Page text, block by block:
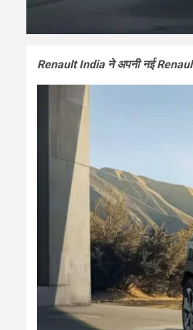
Renault India ने अपनी नई Renault